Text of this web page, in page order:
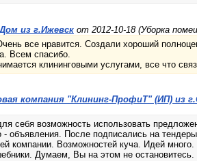
из г.Ижевск от 2012-10-18 (Уборка
все нравится. Создали хороший
Всем спасибо.
клининговыми услугами, все что
компания "Клининг-ПрофиТ" (ИП) из
себя возможность использовать
- объявления. После подписались на
компании. Возможностей куча. Идей
Думаем, Вы на этом не остановитесь.